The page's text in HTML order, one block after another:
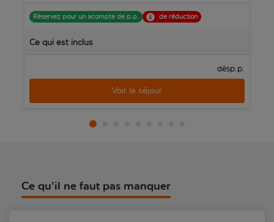
Réservez pour un acompte de p.p. de réduction
Ce qui est inclus
dèsp.p.
Voir le séjour
Ce qu’il ne faut pas manquer